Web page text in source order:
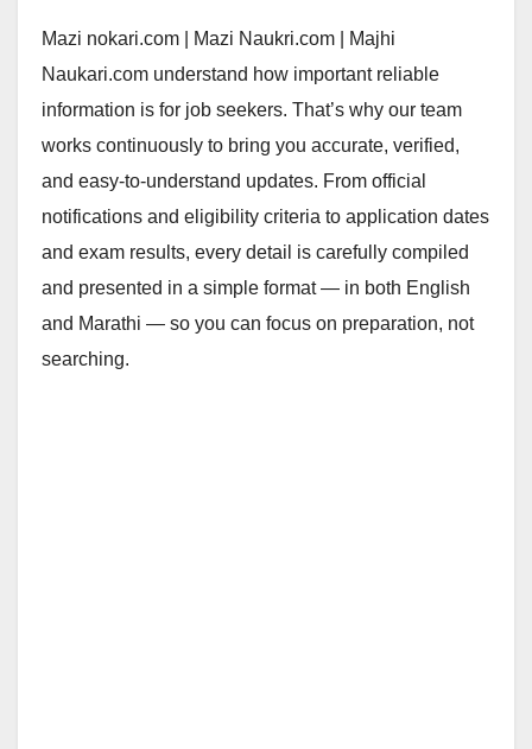
Mazi nokari.com | Mazi Naukri.com | Majhi
Naukari.com understand how important reliable
information is for job seekers. That’s why our team
works continuously to bring you accurate, verified,
and easy-to-understand updates. From official
notifications and eligibility criteria to application dates
and exam results, every detail is carefully compiled
and presented in a simple format — in both English
and Marathi — so you can focus on preparation, not
searching.